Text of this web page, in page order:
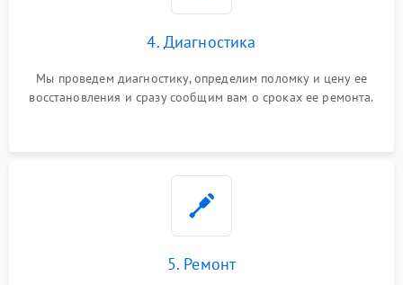
4. Диагностика
Мы проведем диагностику, определим поломку и цену ее
восстановления и сразу сообщим вам о сроках ее ремонта.
5. Ремонт